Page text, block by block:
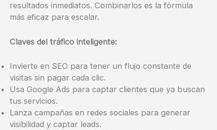
resultados inmediatos. Combinarlos es la fórmula
más eficaz para escalar.
Claves del tráfico inteligente:
Invierte en SEO para tener un flujo constante de
visitas sin pagar cada clic.
Usa Google Ads para captar clientes que ya buscan
tus servicios.
Lanza campañas en redes sociales para generar
visibilidad y captar leads.